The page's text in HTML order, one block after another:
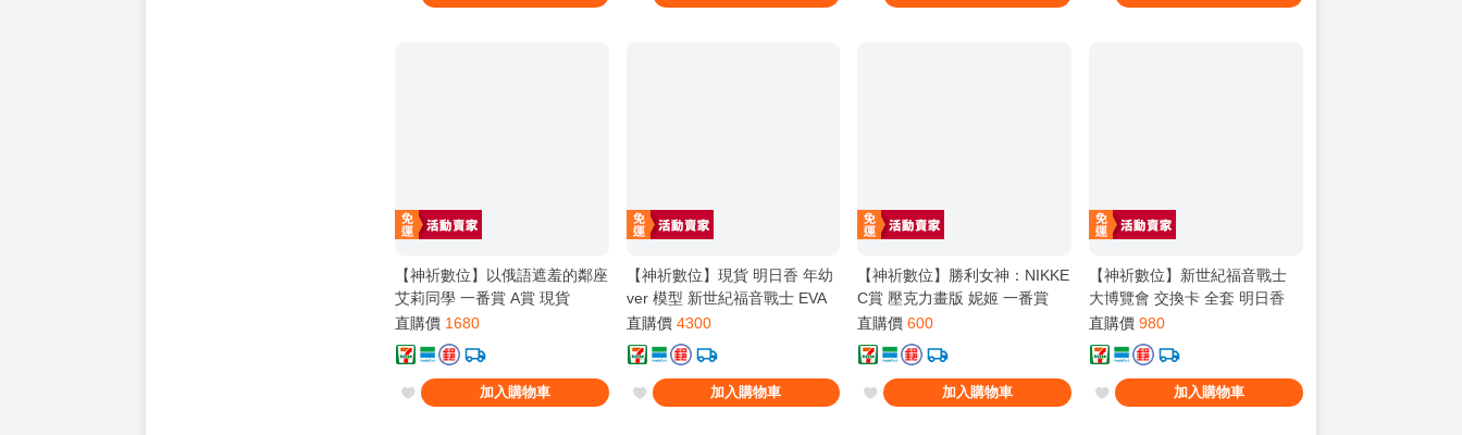
【神祈數位】以俄語遮羞的鄰座
艾莉同學 一番賞 A賞 現貨
直購價 1680
加入購物車
【神祈數位】現貨 明日香 年幼
ver 模型 新世紀福音戰士 EVA
直購價 4300
加入購物車
【神祈數位】勝利女神：NIKKE
C賞 壓克力畫版 妮姬 一番賞
直購價 600
加入購物車
【神祈數位】新世紀福音戰士
大博覽會 交換卡 全套 明日香
綾波零
直購價 980
加入購物車